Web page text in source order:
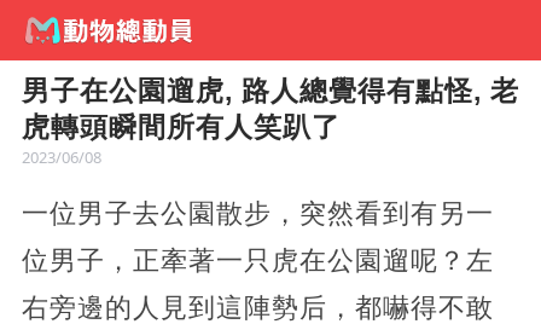
男子在公園遛虎, 路人總覺得有點怪, 老
虎轉頭瞬間所有人笑趴了
2023/06/08
一位男子去公園散步，突然看到有另一
位男子，正牽著一只虎在公園遛呢？左
右旁邊的人見到這陣勢后，都嚇得不敢